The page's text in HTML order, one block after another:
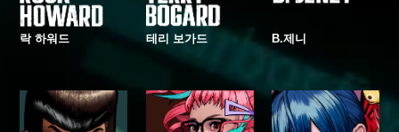
락 하워드 테리 보가드 B.제니